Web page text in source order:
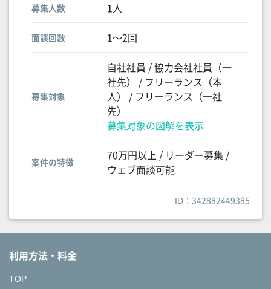
募集人数 1人
面談回数 1〜2回
募集対象
自社社員 / 協力会社社員（一
社先） / フリーランス（本
人） / フリーランス（一社
先）
募集対象の図解を表示
案件の特徴
70万円以上 / リーダー募集 /
ウェブ面談可能
ID：342882449385
利用方法・料金
TOP